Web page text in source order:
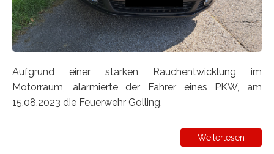
Aufgrund einer starken Rauchentwicklung im
Motorraum, alarmierte der Fahrer eines PKW, am
15.08.2023 die Feuerwehr Golling.
Weiterlesen